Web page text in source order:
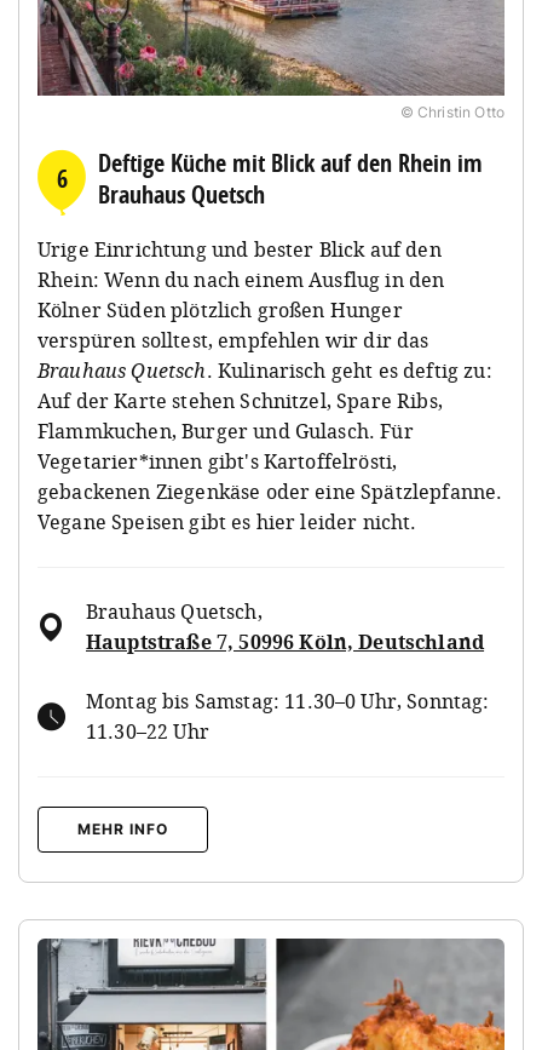
© Christin Otto
6
Deftige Küche mit Blick auf den Rhein im
Brauhaus Quetsch
Urige Einrichtung und bester Blick auf den
Rhein: Wenn du nach einem Ausflug in den
Kölner Süden plötzlich großen Hunger
verspüren solltest, empfehlen wir dir das
Brauhaus Quetsch. Kulinarisch geht es deftig zu:
Auf der Karte stehen Schnitzel, Spare Ribs,
Flammkuchen, Burger und Gulasch. Für
Vegetarier*innen gibt's Kartoffelrösti,
gebackenen Ziegenkäse oder eine Spätzlepfanne.
Vegane Speisen gibt es hier leider nicht.
Brauhaus Quetsch,
Hauptstraße 7, 50996 Köln, Deutschland
Montag bis Samstag: 11.30–0 Uhr, Sonntag:
11.30–22 Uhr
MEHR INFO